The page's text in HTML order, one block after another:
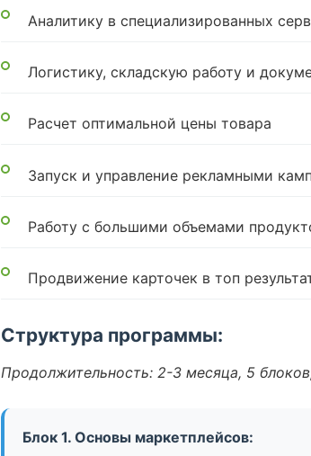
Аналитику в специализированных
Логистику, складскую работу и
Расчет оптимальной цены товара
Запуск и управление рекламными
Работу с большими объемами
Продвижение карточек в топ
Структура программы:
Продолжительность: 2-3 месяца, 5
Блок 1. Основы маркетплейсов: